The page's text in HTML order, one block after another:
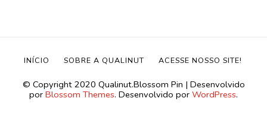
©️ Copyright 2020 Qualinut.Blossom Pin | Desenvolvido
por Blossom Themes. Desenvolvido por WordPress.
INÍCIO SOBRE A QUALINUT ACESSE NOSSO SITE!